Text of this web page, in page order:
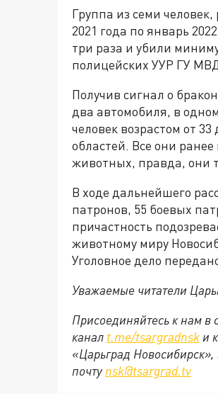
Группа из семи
2021 года по январь
три раза и убили
полицейских УУР ГУ
Получив сигнал о
два автомобиля, в
человек возрастом от
областей. Все они
животных, правда, они
В ходе дальнейшего
патронов, 55 боевых
причастность
животному миру
Уголовное дело
Уважаемые читатели
Присоединяйтесь к нам в
канал t.me/tsargradnsk и
«Царьград
почту nsk@tsargrad.tv